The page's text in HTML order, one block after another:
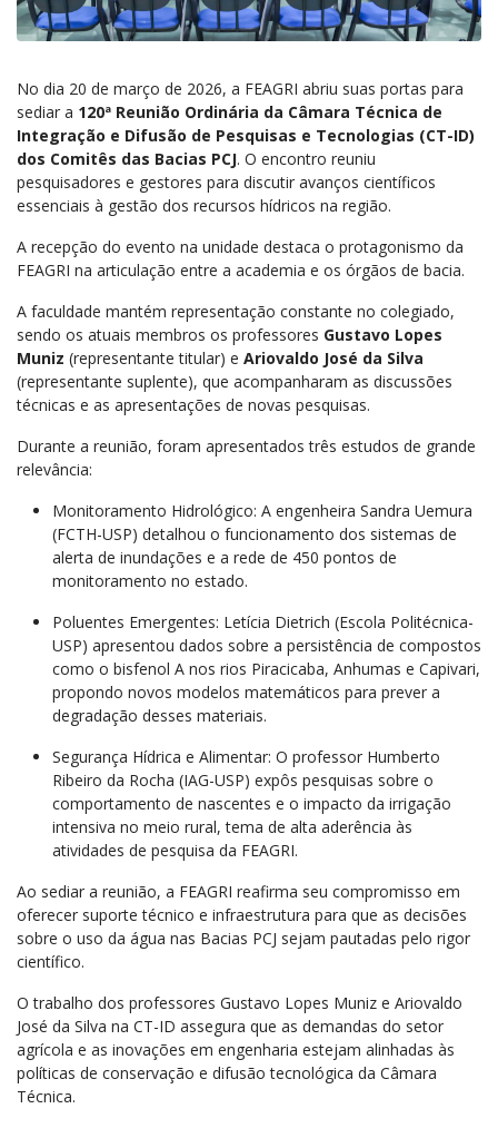
No dia 20 de março de 2026, a FEAGRI abriu suas portas para
sediar a 120ª Reunião Ordinária da Câmara Técnica de
Integração e Difusão de Pesquisas e Tecnologias (CT-ID)
dos Comitês das Bacias PCJ. O encontro reuniu
pesquisadores e gestores para discutir avanços científicos
essenciais à gestão dos recursos hídricos na região.
A recepção do evento na unidade destaca o protagonismo da
FEAGRI na articulação entre a academia e os órgãos de bacia.
A faculdade mantém representação constante no colegiado,
sendo os atuais membros os professores Gustavo Lopes
Muniz (representante titular) e Ariovaldo José da Silva
(representante suplente), que acompanharam as discussões
técnicas e as apresentações de novas pesquisas.
Durante a reunião, foram apresentados três estudos de grande
relevância:
Monitoramento Hidrológico: A engenheira Sandra Uemura
(FCTH-USP) detalhou o funcionamento dos sistemas de
alerta de inundações e a rede de 450 pontos de
monitoramento no estado.
Poluentes Emergentes: Letícia Dietrich (Escola Politécnica-
USP) apresentou dados sobre a persistência de compostos
como o bisfenol A nos rios Piracicaba, Anhumas e Capivari,
propondo novos modelos matemáticos para prever a
degradação desses materiais.
Segurança Hídrica e Alimentar: O professor Humberto
Ribeiro da Rocha (IAG-USP) expôs pesquisas sobre o
comportamento de nascentes e o impacto da irrigação
intensiva no meio rural, tema de alta aderência às
atividades de pesquisa da FEAGRI.
Ao sediar a reunião, a FEAGRI reafirma seu compromisso em
oferecer suporte técnico e infraestrutura para que as decisões
sobre o uso da água nas Bacias PCJ sejam pautadas pelo rigor
científico.
O trabalho dos professores Gustavo Lopes Muniz e Ariovaldo
José da Silva na CT-ID assegura que as demandas do setor
agrícola e as inovações em engenharia estejam alinhadas às
políticas de conservação e difusão tecnológica da Câmara
Técnica.